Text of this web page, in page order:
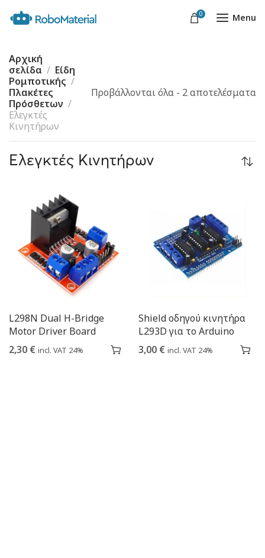
0 Menu
Αρχική
σελίδα
Είδη
Ρομποτικής
Πλακέτες
Πρόσθετων
Ελεγκτές
Κινητήρων
Προβάλλονται όλα - 2 αποτελέσματα
Ελεγκτές Κινητήρων
L298N Dual H-Bridge
Motor Driver Board
2,30 € incl. VAT 24%
Shield οδηγού κινητήρα
L293D για το Arduino
3,00 € incl. VAT 24%